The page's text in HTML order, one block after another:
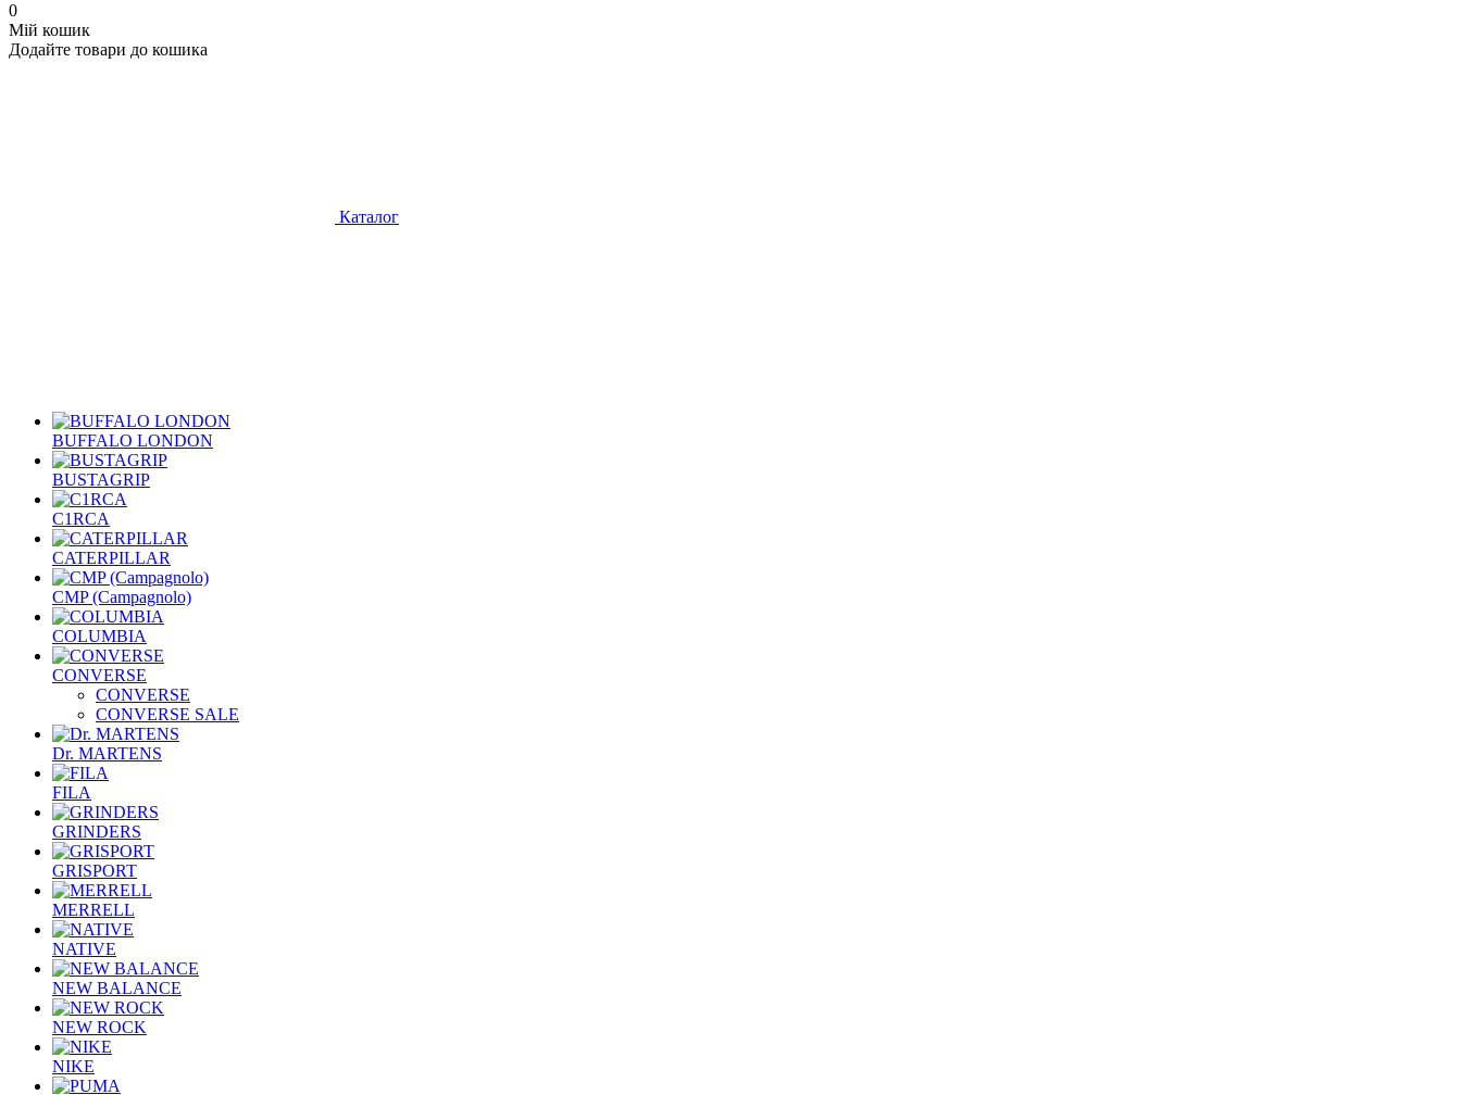
0
Мій кошик
Додайте товари до кошика
Каталог
BUFFALO LONDON
BUSTAGRIP
C1RCA
CATERPILLAR
CMP (Campagnolo)
COLUMBIA
CONVERSE
CONVERSE
CONVERSE SALE
Dr. MARTENS
FILA
GRINDERS
GRISPORT
MERRELL
NATIVE
NEW BALANCE
NEW ROCK
NIKE